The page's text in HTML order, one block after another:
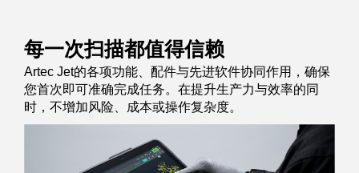
每一次扫描都值得信赖
Artec Jet的各项功能、配件与先进软件协同作用，确保
您首次即可准确完成任务。在提升生产力与效率的同
时，不增加风险、成本或操作复杂度。